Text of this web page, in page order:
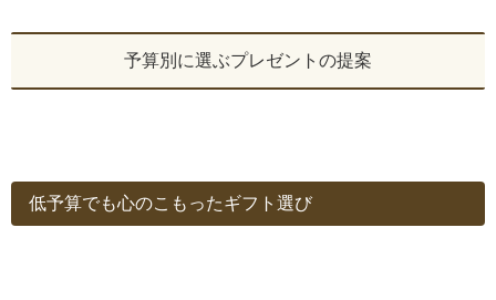
予算別に選ぶプレゼントの提案
低予算でも心のこもったギフト選び